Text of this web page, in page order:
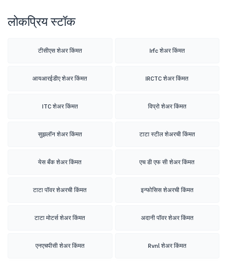
लोकप्रिय स्टॉक
टीसीएस शेअर किंमत Irfc शेअर किंमत
आयआरईडीए शेअर किंमत IRCTC शेअर किंमत
ITC शेअर किंमत विप्रो शेअर किंमत
सुझलॉन शेअर किंमत टाटा स्टील शेअरची किंमत
येस बँक शेअर किंमत एच डी एफ सी शेअर किंमत
टाटा पॉवर शेअरची किंमत इन्फोसिस शेअरची किंमत
टाटा मोटर्स शेअर किंमत अदानी पॉवर शेअर किंमत
एनएचपीसी शेअर किंमत Rvnl शेअर किंमत